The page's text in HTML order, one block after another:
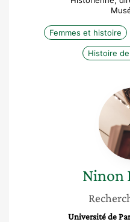
Femmes et histoire
Histoire
Ninon
Université de